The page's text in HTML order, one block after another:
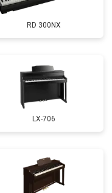
RD 300NX
LX-706